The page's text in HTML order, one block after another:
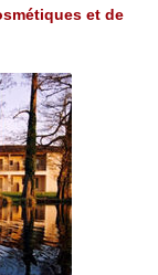
et de